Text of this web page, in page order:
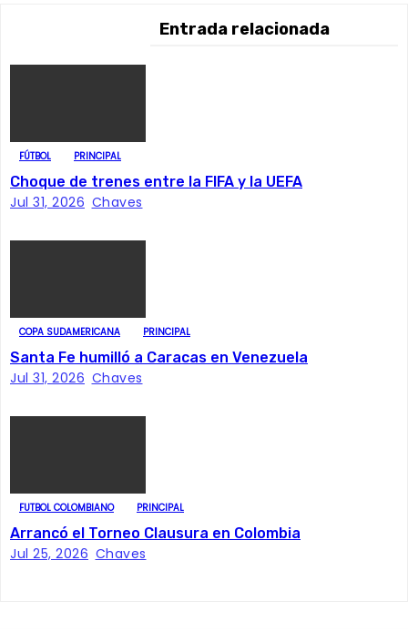
n
d
e
n
t
a
Entrada relacionada
FÚTBOL PRINCIPAL
Choque de trenes entre la FIFA y la UEFA
Jul 31, 2026 Chaves
COPA SUDAMERICANA PRINCIPAL
Santa Fe humilló a Caracas en Venezuela
Jul 31, 2026 Chaves
FUTBOL COLOMBIANO PRINCIPAL
Arrancó el Torneo Clausura en Colombia
Jul 25, 2026 Chaves